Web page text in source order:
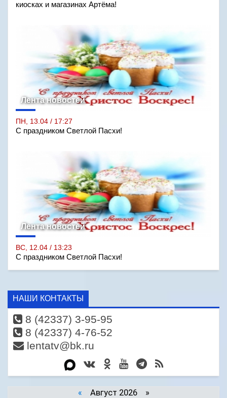
киосках и магазинах Артёма!
Лента новостей
ПН, 13.04 / 17:27
С праздником Светлой Пасхи!
Лента новостей
ВС, 12.04 / 13:23
С праздником Светлой Пасхи!
НАШИ КОНТАКТЫ
8 (42337) 3-95-95
8 (42337) 4-76-52
lentatv@bk.ru
« Август 2026 »